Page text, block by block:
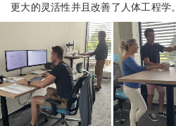
更大的灵活性并且改善了人体工程学。